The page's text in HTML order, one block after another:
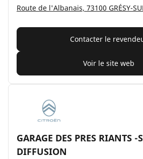
Route de l'Albanais, 73100 GRÉSY-
Contacter le
Voir le site web
GARAGE DES PRES RIANTS
DIFFUSION